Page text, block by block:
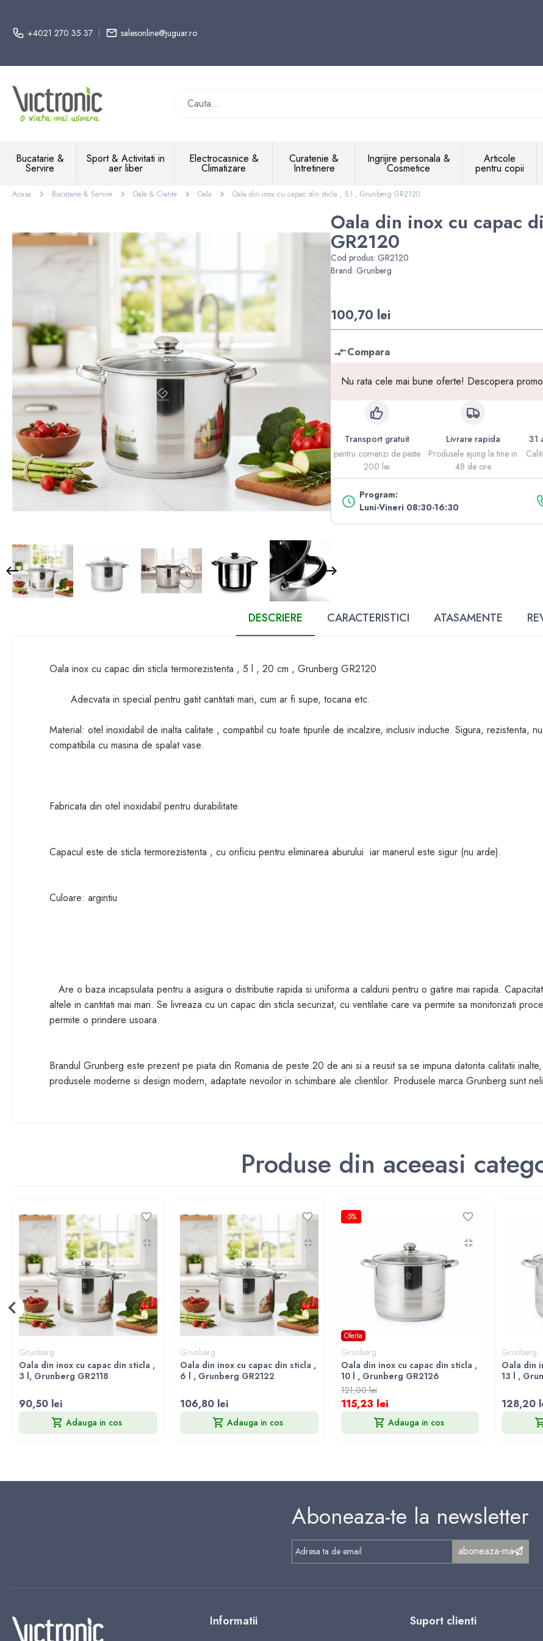
+4021 270 35 37 salesonline@juguar.ro
Bucatarie &
Servire
Sport & Activitati in
aer liber
Electrocasnice &
Climatizare
Curatenie &
Intretinere
Ingrijire personala &
Cosmetice
Articole
pentru copii
Acasa Bucatarie & Servire Oale & Cratite Oala Oala din inox cu capac din sticla , 5 l , Grunberg GR2120
Oala din inox cu capac
GR2120
Cod produs: GR2120
Brand: Grunberg
100,70 lei
Compara
Nu rata cele mai bune oferte! Descopera
Transport gratuit
pentru comenzi de peste
200 lei
Livrare rapida
Produsele ajung la tine in
48 de ore
31
Program:
Luni-Vineri 08:30-16:30
DESCRIERE CARACTERISTICI ATASAMENTE
Oala inox cu capac din sticla termorezistenta , 5 l , 20 cm , Grunberg GR2120
Adecvata in special pentru gatit cantitati mari, cum ar fi supe, tocana etc.
Material: otel inoxidabil de inalta calitate , compatibil cu toate tipurile de incalzire, inclusiv inductie. Sigura, rezistenta,
compatibila cu masina de spalat vase.
Fabricata din otel inoxidabil pentru durabilitate
Capacul este de sticla termorezistenta , cu orificiu pentru eliminarea aburului iar manerul este sigur (nu arde).
Culoare: argintiu
Are o baza incapsulata pentru a asigura o distributie rapida si uniforma a caldurii pentru o gatire mai rapida.
altele in cantitati mai mari. Se livreaza cu un capac din sticla securizat, cu ventilatie care va permite sa monitorizati
permite o prindere usoara.
Brandul Grunberg este prezent pe piata din Romania de peste 20 de ani si a reusit sa se impuna datorita calitatii
produsele moderne si design modern, adaptate nevoilor in schimbare ale clientilor. Produsele marca Grunberg sunt
Produse din aceeasi
Grunberg
Oala din inox cu capac din sticla ,
3 l, Grunberg GR2118
90,50 lei
Adauga in cos
Grunberg
Oala din inox cu capac din sticla ,
6 l , Grunberg GR2122
106,80 lei
Adauga in cos
-5%
Oferta
Grunberg
Oala din inox cu capac din sticla ,
10 l , Grunberg GR2126
121,00 lei
115,23 lei
Adauga in cos
Grunberg
Oala din
13 l ,
128,20
Aboneaza-te la newsletter
aboneaza-ma
Informatii Suport clienti